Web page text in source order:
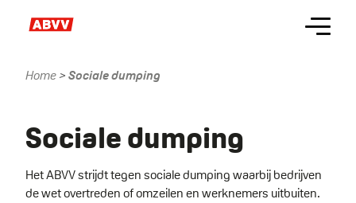
Menu
Home Sociale dumping
Name
Sociale dumping
Het ABVV strijdt tegen sociale dumping waarbij bedrijven
de wet overtreden of omzeilen en werknemers uitbuiten.